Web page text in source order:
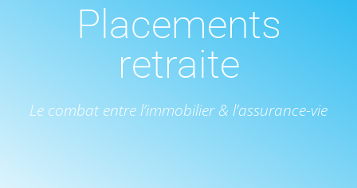
Placements
retraite
Le combat entre l’immobilier & l’assurance-vie